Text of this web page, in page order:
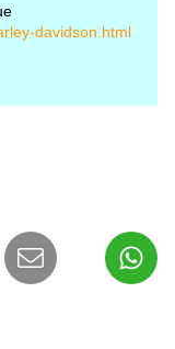
davidson.html